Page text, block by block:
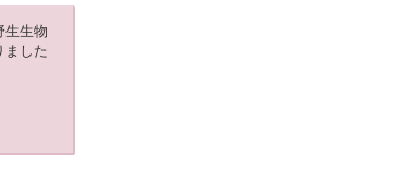
生生物
ました